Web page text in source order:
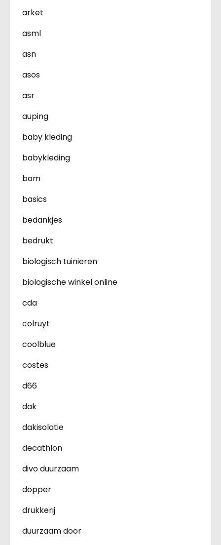
arket
asml
asn
asos
asr
auping
baby kleding
babykleding
bam
basics
bedankjes
bedrukt
biologisch tuinieren
biologische winkel online
cda
colruyt
coolblue
costes
d66
dak
dakisolatie
decathlon
divo duurzaam
dopper
drukkerij
duurzaam door